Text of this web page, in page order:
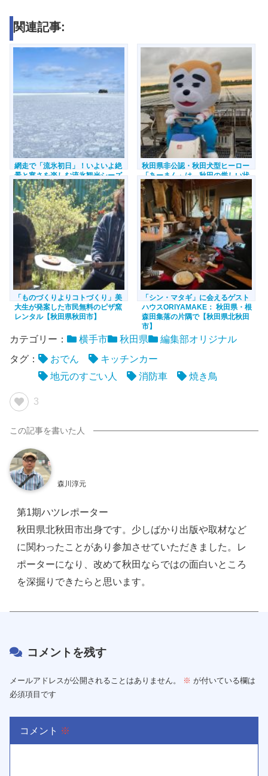
関連記事:
網走で「流氷初日」！いよいよ絶
景と寒さを楽しむ流氷観光シーズ
ン到来 【北海道網走市】
秋田県非公認・秋田犬型ヒーロー
「あーまん」は、秋田の厳しい状
況を救えるか？【秋田県横手市】
「ものづくりよりコトづくり」美
大生が発案した市民無料のピザ窯
レンタル【秋田県秋田市】
「シン・マタギ」に会えるゲスト
ハウスORIYAMAKE： 秋田県・根
森田集落の片隅で【秋田県北秋田
市】
カテゴリー： 横手市 秋田県
編集部オリジナル
タグ：
おでん
キッチンカー
地元のすごい人
消防車 焼き鳥
3
森川淳元
第1期ハツレポーター
秋田県北秋田市出身です。少しばかり出版や取材など
に関わったことがあり参加させていただきました。レ
ポーターになり、改めて秋田ならではの面白いところ
を深掘りできたらと思います。
コメントを残す
メールアドレスが公開されることはありません。 ※ が付いている欄は
必須項目です
コメント ※